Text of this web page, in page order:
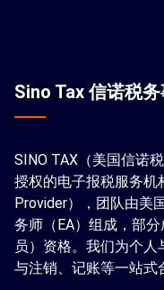
Sino Tax 信诺税
SINO TAX（美国信诺
授权的电子报税服务机
Provider），团队由美
务师（EA）组成，部
员）资格。我们为个
与注销、记账等一站式